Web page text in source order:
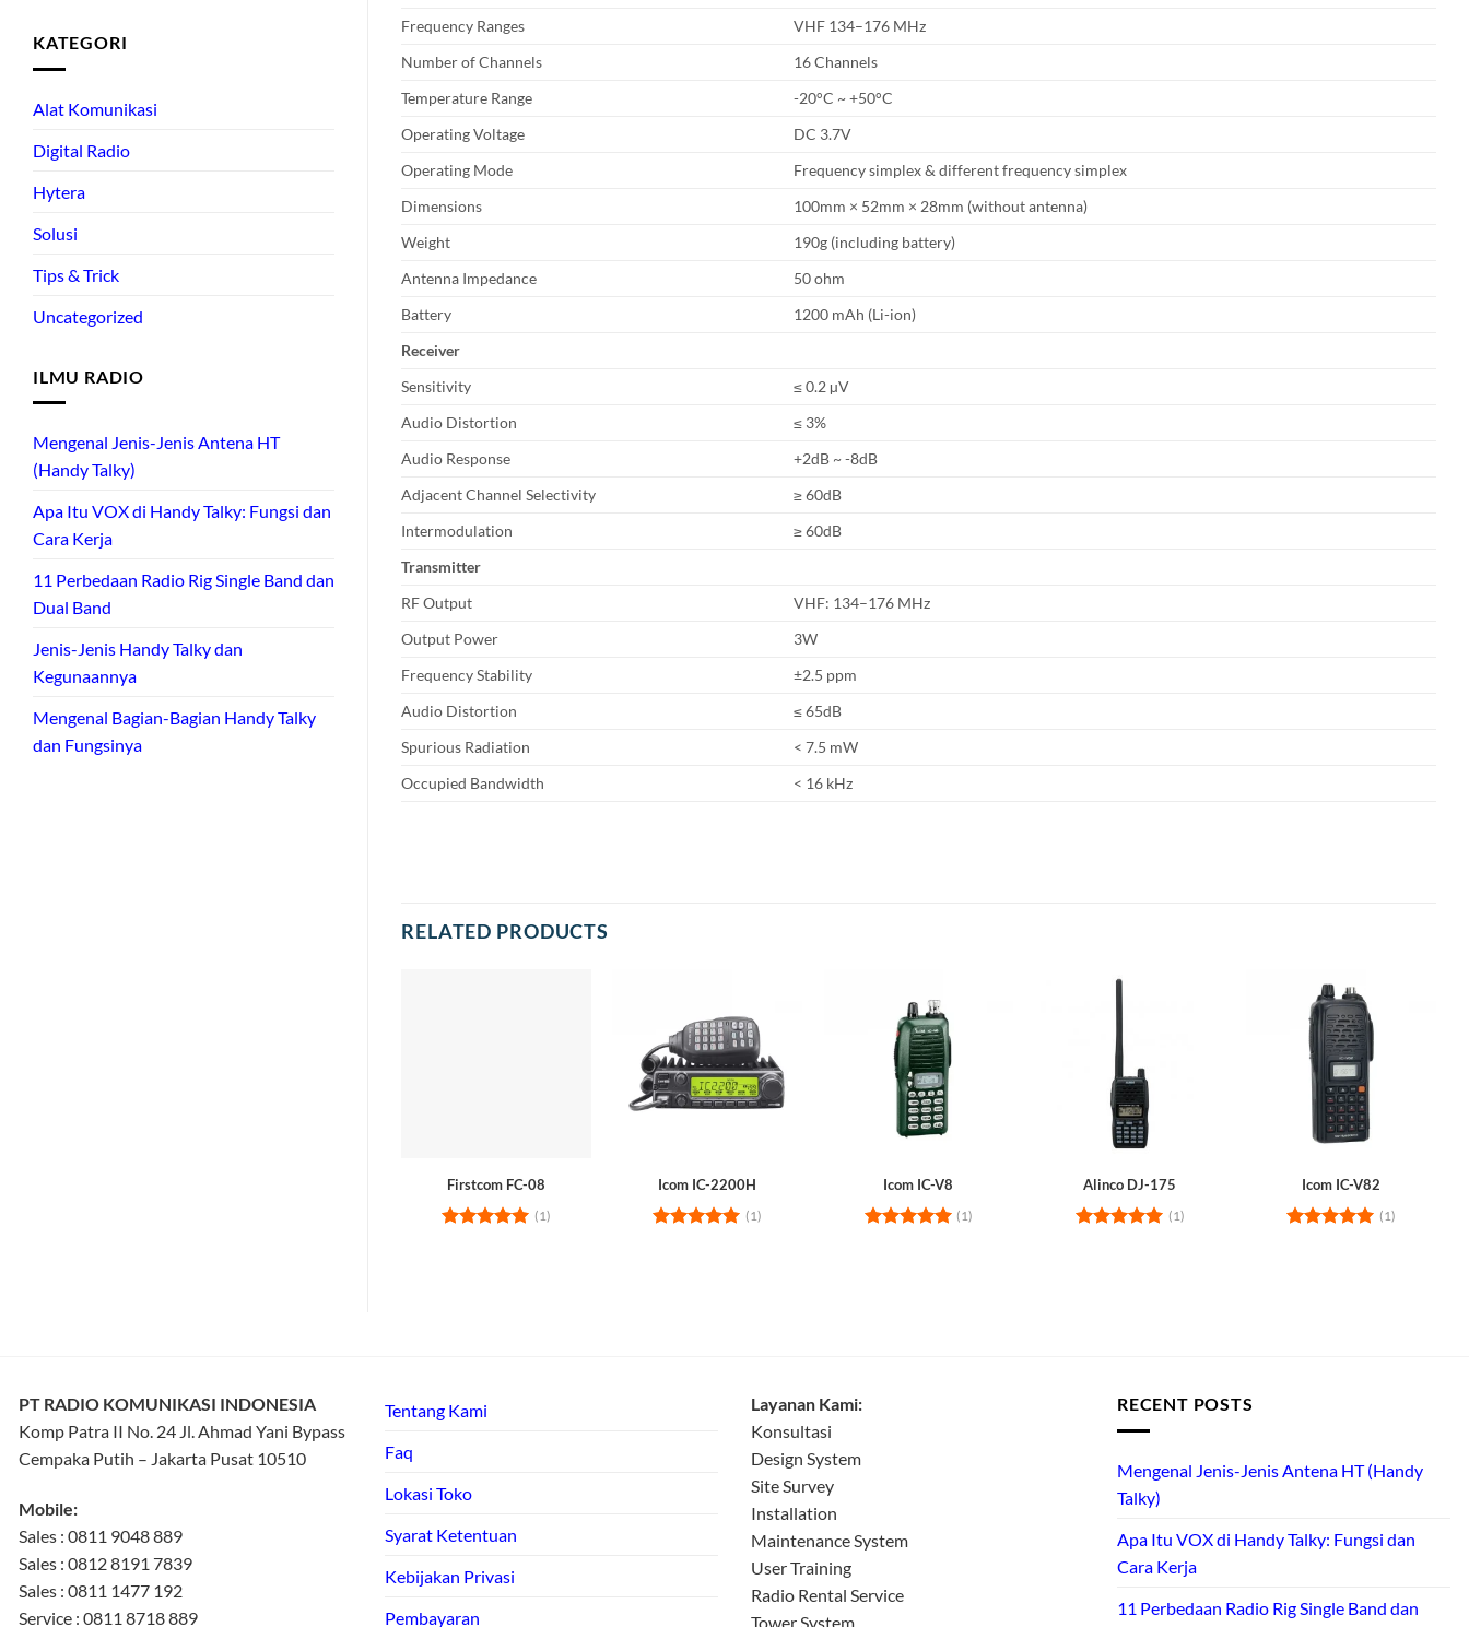
KATEGORI
Alat Komunikasi
Digital Radio
Hytera
Solusi
Tips & Trick
Uncategorized
ILMU RADIO
Mengenal Jenis-Jenis Antena HT
(Handy Talky)
Apa Itu VOX di Handy Talky: Fungsi dan
Cara Kerja
11 Perbedaan Radio Rig Single Band dan
Dual Band
Jenis-Jenis Handy Talky dan
Kegunaannya
Mengenal Bagian-Bagian Handy Talky
dan Fungsinya
Frequency Ranges
VHF 134–176 MHz
Number of Channels
16 Channels
Temperature Range
-20°C ~ +50°C
Operating Voltage
DC 3.7V
Operating Mode
Frequency simplex & different frequency simplex
Dimensions
100mm × 52mm × 28mm (without antenna)
Weight
190g (including battery)
Antenna Impedance
50 ohm
Battery
1200 mAh (Li-ion)
Receiver
Sensitivity
≤ 0.2 µV
Audio Distortion
≤ 3%
Audio Response
+2dB ~ -8dB
Adjacent Channel Selectivity
≥ 60dB
Intermodulation
≥ 60dB
Transmitter
RF Output
VHF: 134–176 MHz
Output Power
3W
Frequency Stability
±2.5 ppm
Audio Distortion
≤ 65dB
Spurious Radiation
< 7.5 mW
Occupied Bandwidth
< 16 kHz
RELATED PRODUCTS
Firstcom FC-08
(1)
Icom IC-2200H
(1)
Icom IC-V8
(1)
Alinco DJ-175
(1)
Icom IC-V82
(1)
PT RADIO KOMUNIKASI INDONESIA
Komp Patra II No. 24 Jl. Ahmad Yani Bypass
Cempaka Putih – Jakarta Pusat 10510
Mobile:
Sales : 0811 9048 889
Sales : 0812 8191 7839
Sales : 0811 1477 192
Service : 0811 8718 889
Tentang Kami
Faq
Lokasi Toko
Syarat Ketentuan
Kebijakan Privasi
Pembayaran
Layanan Kami:
Konsultasi
Design System
Site Survey
Installation
Maintenance System
User Training
Radio Rental Service
Tower System
RECENT POSTS
Mengenal Jenis-Jenis Antena HT (Handy
Talky)
Apa Itu VOX di Handy Talky: Fungsi dan
Cara Kerja
11 Perbedaan Radio Rig Single Band dan